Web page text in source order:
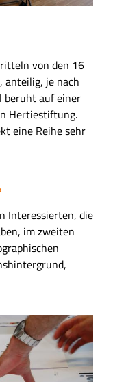
von den 16
anteilig, je nach
beruht auf einer
Hertiestiftung.
eine Reihe sehr
Interessierten, die
im zweiten